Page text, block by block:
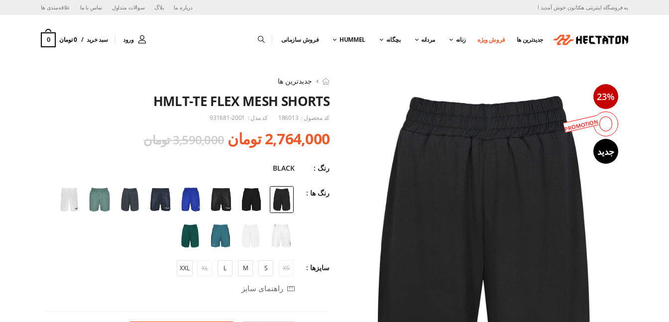
به فروشگاه اینترنتی هکتاتون خوش آمدید ! درباره ما بلاگ سوالات متداول تماس با ما ‌علاقه‌مندی ها
جدیدترین ها فروش ویژه زنانه مردانه بچگانه HUMMEL فروش سازمانی ورود سبد خرید 0 تومان 0
23%
PROMOTION
جدید
جدیدترین ها
HMLT-TE FLEX MESH SHORTS
کد محصول : 186013 کد مدل : 931681-2001
2,764,000 تومان 3,590,000 تومان
رنگ : BLACK
رنگ ها :
سایزها : XS
S
M
L
XL
XXL
راهنمای سایز